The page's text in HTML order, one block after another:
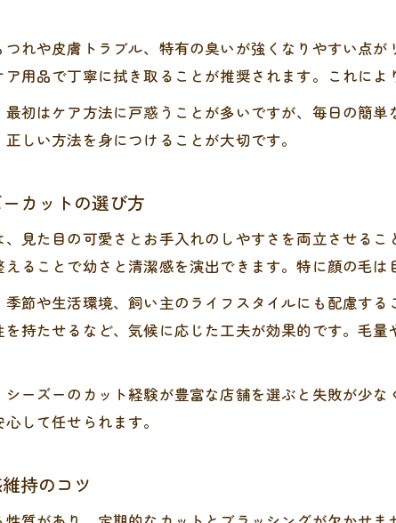
シーズーの冬用カットで寒さ
冬でも快適！シーズースタイ
顔や耳のシワケアでシーズー
シーズーの皮脂・食べかすに
短めカットがシーズーに適す
れや皮膚トラブル、特有の臭いが強くなりやすい点
用品で丁寧に拭き取ることが推奨されます。これに
初はケア方法に戸惑うことが多いですが、毎日の簡
しい方法を身につけることが大切です。
カットの選び方
見た目の可愛さとお手入れのしやすさを両立させる
ることで幼さと清潔感を演出できます。特に顔の毛
節や生活環境、飼い主のライフスタイルにも配慮す
持たせるなど、気候に応じた工夫が効果的です。毛
シーズーのカット経験が豊富な店舗を選ぶと失敗が少
して任せられます。
持のコツ